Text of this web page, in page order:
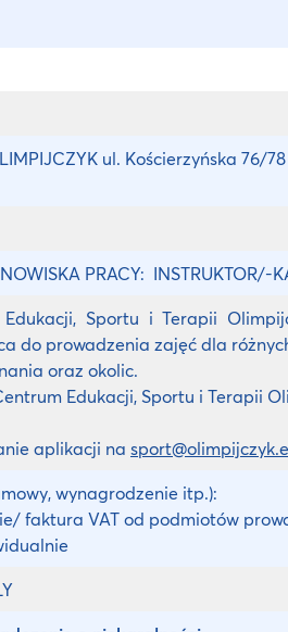
ul. Kościerzyńska 76/78
PRACY: INSTRUKTOR/-
Sportu i Terapii
prowadzenia zajęć dla
oraz okolic.
Edukacji, Sportu i Terapii
aplikacji na
wynagrodzenie itp.):
faktura VAT od podmiotów